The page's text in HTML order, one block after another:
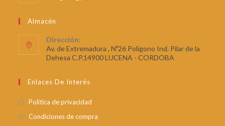
Almacén
Dirección:
Av. de Extremadura , Nº26 Polígono Ind. Pilar de la
Dehesa C.P.14900 LUCENA - CORDOBA
Enlaces De Interés
Política de privacidad
Condiciones de compra